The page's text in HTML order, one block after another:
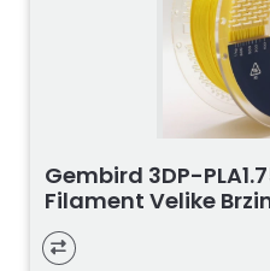
Gembird 3DP-
Filament Velike